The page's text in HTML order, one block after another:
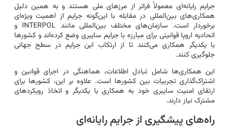
جرایم رایانه‌ای معمولاً فراتر از مرزهای ملی هستند و به همین دلیل
همکاری‌های بین‌المللی در مقابله با این‌گونه جرایم از اهمیت ویژه‌ای
برخوردار است. سازمان‌های مختلف بین‌المللی مانند INTERPOL و
اتحادیه اروپا قوانینی برای مبارزه با جرایم سایبری وضع کرده‌اند و کشورها
با یکدیگر همکاری می‌کنند تا از ارتکاب این جرایم در سطح جهانی
جلوگیری کنند.
این همکاری‌ها شامل تبادل اطلاعات، هماهنگی در اجرای قوانین و
اشتراک‌گذاری تجربیات بین کشورها است. علاوه بر این، کشورها برای
ارتقای امنیت سایبری خود به همکاری با یکدیگر و اتخاذ رویکردهای
مشترک نیاز دارند.
راه‌های پیشگیری از جرایم رایانه‌ای